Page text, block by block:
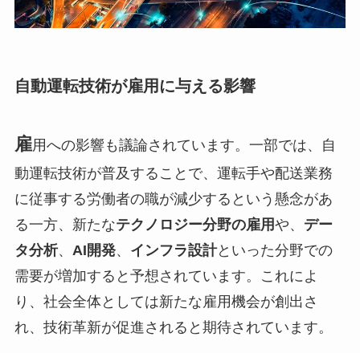
自動運転技術が雇用に与える影響
雇用への影響も議論されています。一部では、自
動運転技術が普及することで、運転手や配送業務
に従事する労働者の職が減少するという懸念があ
る一方、新たなテクノロジー分野の雇用や、 デー
タ分析、 AI開発、 インフラ設計といった分野での
需要が増加すると予想されています。これによ
り、社会全体としては新たな雇用機会が創出さ
れ、技術革新が促進されると期待されています。